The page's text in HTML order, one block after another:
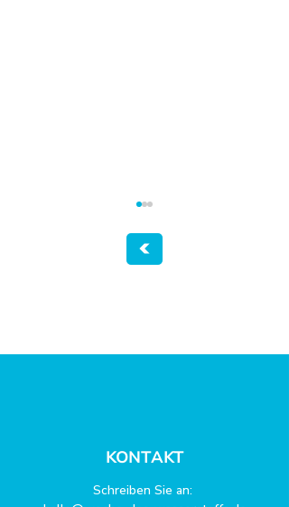
Energiewende
KONTAKT
Schreiben Sie an: